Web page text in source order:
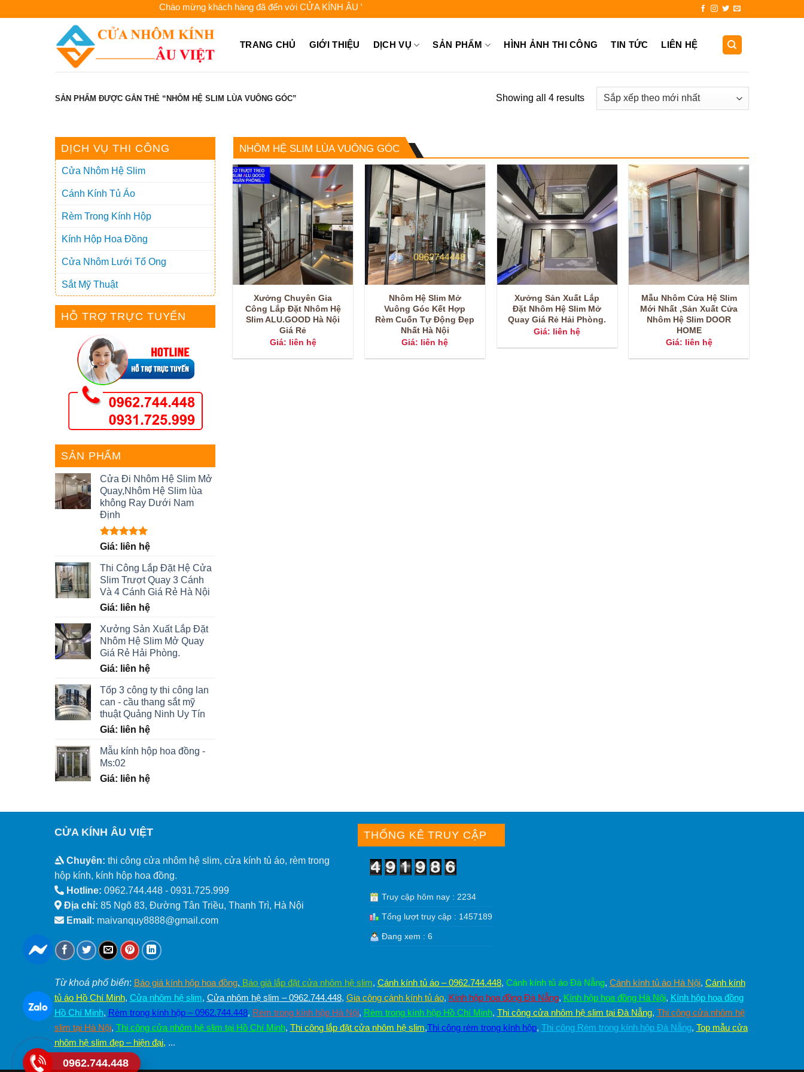
Chào mừng khách hàng đã đến với CỬA KÍNH ÂU VIỆT - Liên hệ để được tư vấn: 0962.744.448 - 0931.725.999
TRANG CHỦ GIỚI THIỆU DỊCH VỤ SẢN PHẨM HÌNH ẢNH THI CÔNG TIN TỨC LIÊN HỆ
SẢN PHẨM ĐƯỢC GẮN THẺ “NHÔM HỆ SLIM LÙA VUÔNG GÓC” Showing all 4 results
DỊCH VỤ THI CÔNG
Cửa Nhôm Hệ Slim
Cánh Kính Tủ Áo
Rèm Trong Kính Hộp
Kính Hộp Hoa Đồng
Cửa Nhôm Lưới Tổ Ong
Sắt Mỹ Thuật
HỖ TRỢ TRỰC TUYẾN
SẢN PHẨM
Cửa Đi Nhôm Hệ Slim Mở
Quay,Nhôm Hệ Slim lùa
không Ray Dưới Nam
Định
Được xếp
5 sao
Giá: liên hệ
Thi Công Lắp Đặt Hệ Cửa
Slim Trượt Quay 3 Cánh
Và 4 Cánh Giá Rẻ Hà Nội
Giá: liên hệ
Xưởng Sản Xuất Lắp Đặt
Nhôm Hệ Slim Mở Quay
Giá Rẻ Hải Phòng.
Giá: liên hệ
Tốp 3 công ty thi công lan
can - cầu thang sắt mỹ
thuật Quảng Ninh Uy Tín
Giá: liên hệ
Mẫu kính hộp hoa đồng -
Ms:02
Giá: liên hệ
NHÔM HỆ SLIM LÙA VUÔNG GÓC
Xưởng Chuyên Gia
Công Lắp Đặt Nhôm Hệ
Slim ALU.GOOD Hà Nội
Giá Rẻ
Giá: liên hệ
Nhôm Hệ Slim Mở
Vuông Góc Kết Hợp
Rèm Cuốn Tự Động Đẹp
Nhất Hà Nội
Giá: liên hệ
Xưởng Sản Xuất Lắp
Đặt Nhôm Hệ Slim Mở
Quay Giá Rẻ Hải Phòng.
Giá: liên hệ
Mẫu Nhôm Cửa Hệ Slim
Mới Nhất ,Sản Xuất Cửa
Nhôm Hệ Slim DOOR
HOME
Giá: liên hệ
CỬA KÍNH ÂU VIỆT
Chuyên: thi công cửa nhôm hệ slim, cửa kính tủ áo, rèm trong
hộp kính, kính hộp hoa đồng.
Hotline: 0962.744.448 - 0931.725.999
Địa chỉ: 85 Ngõ 83, Đường Tân Triều, Thanh Trì, Hà Nội
Email: maivanquy8888@gmail.com
THỐNG KÊ TRUY CẬP
Truy cập hôm nay : 2234
Tổng lượt truy cập : 1457189
Đang xem : 6
Từ khoá phổ biến: Báo giá kính hộp hoa đồng, Báo giá lắp đặt cửa nhôm hệ slim, Cánh kính tủ áo – 0962.744.448, Cánh kính tủ áo Đà Nẵng, Cánh kính tủ áo Hà Nội, Cánh kính
tủ áo Hồ Chí Minh, Cửa nhôm hệ slim, Cửa nhôm hệ slim – 0962.744.448, Gia công cánh kính tủ áo, Kính hộp hoa đồng Đà Nẵng, Kính hộp hoa đồng Hà Nội, Kính hộp hoa đồng
Hồ Chí Minh, Rèm trong kính hộp – 0962.744.448, Rèm trong kính hộp Hà Nội, Rèm trong kính hộp Hồ Chí Minh, Thi công cửa nhôm hệ slim tại Đà Nẵng, Thi công cửa nhôm hệ
slim tại Hà Nội, Thi công cửa nhôm hệ slim tại Hồ Chí Minh, Thi công lắp đặt cửa nhôm hệ slim,Thi công rèm trong kính hộp, Thi công Rèm trong kính hộp Đà Nẵng, Top mẫu cửa
nhôm hệ slim đẹp – hiện đại, ...
0962.744.448